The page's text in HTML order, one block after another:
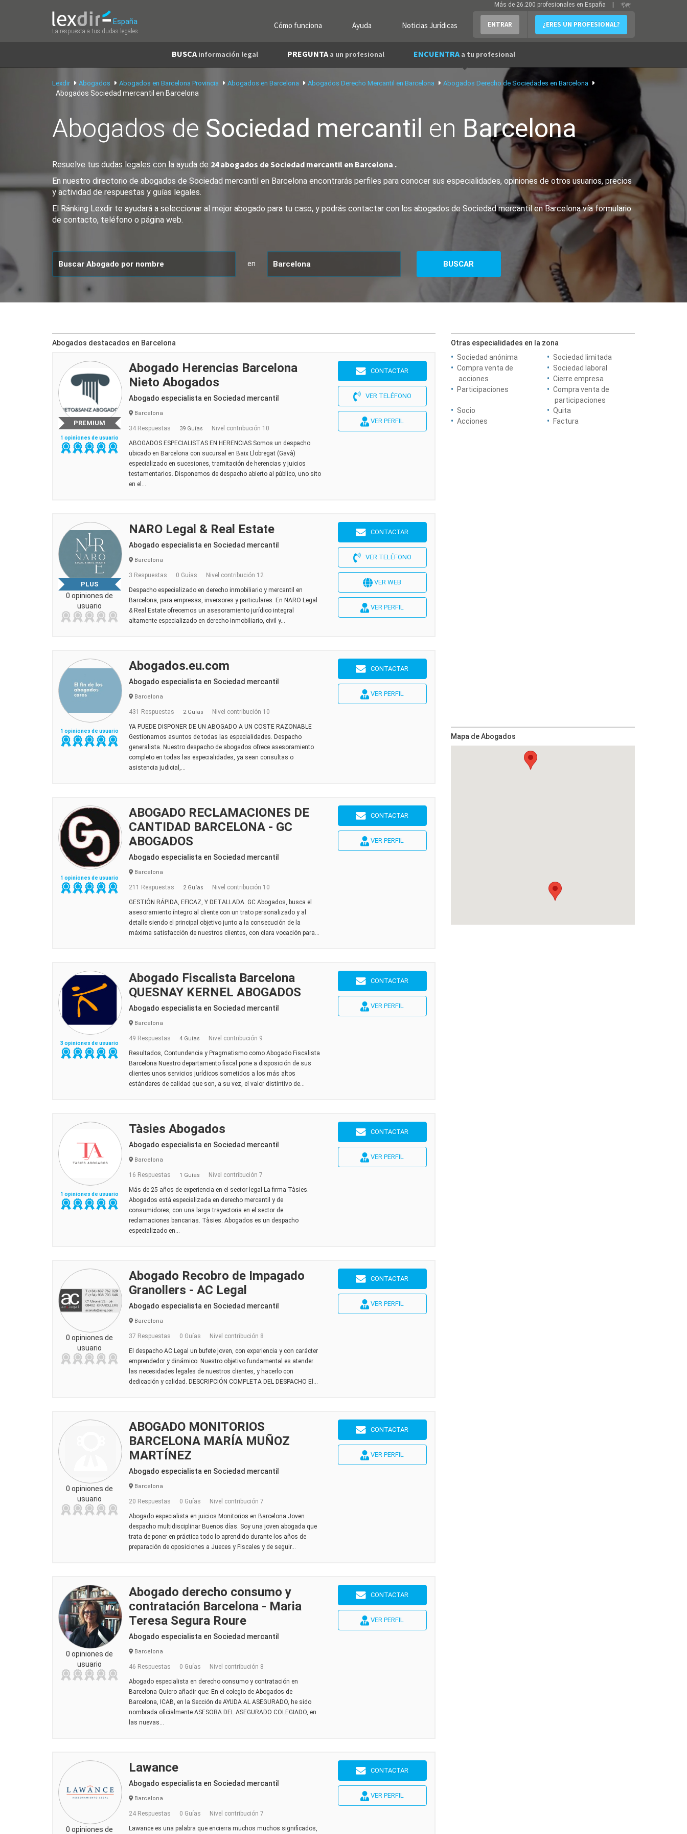
España
La respuesta a tus dudas legales
Cómo funciona Ayuda Noticias Jurídicas ENTRAR ¿ERES UN PROFESIONAL?
Más de 26.200 profesionales en España
BUSCA información legal PREGUNTA a un profesional ENCUENTRA a tu profesional
Lexdir Abogados Abogados en Barcelona Provincia Abogados en Barcelona Abogados Derecho Mercantil en Barcelona Abogados Derecho de Sociedades en Barcelona
Abogados Sociedad mercantil en Barcelona
Abogados de Sociedad mercantil en Barcelona
Resuelve tus dudas legales con la ayuda de 24 abogados de Sociedad mercantil en Barcelona .
En nuestro directorio de abogados de Sociedad mercantil en Barcelona encontrarás perfiles para conocer sus especialidades, opiniones de otros usuarios, precios
y actividad de respuestas y guías legales.
El Ránking Lexdir te ayudará a seleccionar al mejor abogado para tu caso, y podrás contactar con los abogados de Sociedad mercantil en Barcelona vía formulario
de contacto, teléfono o página web.
en
Abogados destacados en Barcelona
PREMIUM
1 opiniones de usuario
Abogado Herencias Barcelona
Nieto Abogados
Abogado especialista en Sociedad mercantil
Barcelona
34 Respuestas 39 Guías Nivel contribución 10
ABOGADOS ESPECIALISTAS EN HERENCIAS Somos un despacho
ubicado en Barcelona con sucursal en Baix Llobregat (Gavà)
especializado en sucesiones, tramitación de herencias y juicios
testamentarios. Disponemos de despacho abierto al público, uno sito
en el...
CONTACTAR
VER TELÉFONO
VER PERFIL
PLUS
0 opiniones de
usuario
NARO Legal & Real Estate
Abogado especialista en Sociedad mercantil
Barcelona
3 Respuestas 0 Guías Nivel contribución 12
Despacho especializado en derecho inmobiliario y mercantil en
Barcelona, para empresas, inversores y particulares. En NARO Legal
& Real Estate ofrecemos un asesoramiento jurídico integral
altamente especializado en derecho inmobiliario, civil y...
CONTACTAR
VER TELÉFONO
VER WEB
VER PERFIL
1 opiniones de usuario
Abogados.eu.com
Abogado especialista en Sociedad mercantil
Barcelona
431 Respuestas 2 Guías Nivel contribución 10
YA PUEDE DISPONER DE UN ABOGADO A UN COSTE RAZONABLE
Gestionamos asuntos de todas las especialidades. Despacho
generalista. Nuestro despacho de abogados ofrece asesoramiento
completo en todas las especialidades, ya sean consultas o
asistencia judicial,...
CONTACTAR
VER PERFIL
1 opiniones de usuario
ABOGADO RECLAMACIONES DE
CANTIDAD BARCELONA - GC
ABOGADOS
Abogado especialista en Sociedad mercantil
Barcelona
211 Respuestas 2 Guías Nivel contribución 10
GESTIÓN RÁPIDA, EFICAZ, Y DETALLADA. GC Abogados, busca el
asesoramiento íntegro al cliente con un trato personalizado y al
detalle siendo el principal objetivo junto a la consecución de la
máxima satisfacción de nuestros clientes, con clara vocación para...
CONTACTAR
VER PERFIL
3 opiniones de usuario
Abogado Fiscalista Barcelona
QUESNAY KERNEL ABOGADOS
Abogado especialista en Sociedad mercantil
Barcelona
49 Respuestas 4 Guías Nivel contribución 9
Resultados, Contundencia y Pragmatismo como Abogado Fiscalista
Barcelona Nuestro departamento fiscal pone a disposición de sus
clientes unos servicios jurídicos sometidos a los más altos
estándares de calidad que son, a su vez, el valor distintivo de...
CONTACTAR
VER PERFIL
1 opiniones de usuario
Tàsies Abogados
Abogado especialista en Sociedad mercantil
Barcelona
16 Respuestas 1 Guías Nivel contribución 7
Más de 25 años de experiencia en el sector legal La firma Tàsies.
Abogados está especializada en derecho mercantil y de
consumidores, con una larga trayectoria en el sector de
reclamaciones bancarias. Tàsies. Abogados es un despacho
especializado en...
CONTACTAR
VER PERFIL
0 opiniones de
usuario
Abogado Recobro de Impagado
Granollers - AC Legal
Abogado especialista en Sociedad mercantil
Barcelona
37 Respuestas 0 Guías Nivel contribución 8
El despacho AC Legal un bufete joven, con experiencia y con carácter
emprendedor y dinámico. Nuestro objetivo fundamental es atender
las necesidades legales de nuestros clientes, y hacerlo con
dedicación y calidad. DESCRIPCIÓN COMPLETA DEL DESPACHO El...
CONTACTAR
VER PERFIL
0 opiniones de
usuario
ABOGADO MONITORIOS
BARCELONA MARÍA MUÑOZ
MARTÍNEZ
Abogado especialista en Sociedad mercantil
Barcelona
20 Respuestas 0 Guías Nivel contribución 7
Abogado especialista en juicios Monitorios en Barcelona Joven
despacho multidisciplinar Buenos días. Soy una joven abogada que
trata de poner en práctica todo lo aprendido durante los años de
preparación de oposiciones a Jueces y Fiscales y de seguir...
CONTACTAR
VER PERFIL
0 opiniones de
usuario
Abogado derecho consumo y
contratación Barcelona - Maria
Teresa Segura Roure
Abogado especialista en Sociedad mercantil
Barcelona
46 Respuestas 0 Guías Nivel contribución 8
Abogado especialista en derecho consumo y contratación en
Barcelona Quiero añadir que: En el colegio de Abogados de
Barcelona, ICAB, en la Sección de AYUDA AL ASEGURADO, he sido
nombrada oficialmente ASESORA DEL ASEGURADO COLEGIADO, en
las nuevas...
CONTACTAR
VER PERFIL
0 opiniones de
Lawance
Abogado especialista en Sociedad mercantil
Barcelona
24 Respuestas 0 Guías Nivel contribución 7
Lawance es una palabra que encierra muchos muchos significados,
CONTACTAR
VER PERFIL
Otras especialidades en la zona
Sociedad anónima
Sociedad limitada
Compra venta de
acciones
Sociedad laboral
Cierre empresa
Participaciones
Compra venta de
participaciones
Socio
Quita
Acciones
Factura
Mapa de Abogados